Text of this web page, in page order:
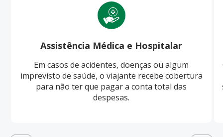
Assistência Médica e Hospitalar
Em casos de acidentes, doenças ou algum
imprevisto de saúde, o viajante recebe cobertura
para não ter que pagar a conta total das
despesas.